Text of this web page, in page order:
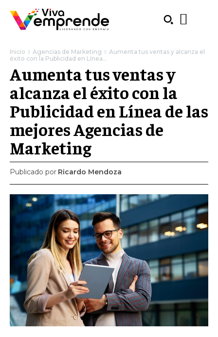
SUBSCRIBE
Welcome to Liberty Case
We have a curated list of the most noteworthy news from all
across the globe. With any subscription plan, you get access
toexclusive articlesthat let you stay ahead of the curve.
Your Profile
NEWS LIFESTYLE PUBLIC OPINION
Inicio Agencias de Marketing
Aumenta tus ventas y alcanza el
éxito con la Publicidad en Línea...
Aumenta tus ventas y
alcanza el éxito con la
Publicidad en Línea de las
mejores Agencias de
Marketing
Publicado por Ricardo Mendoza